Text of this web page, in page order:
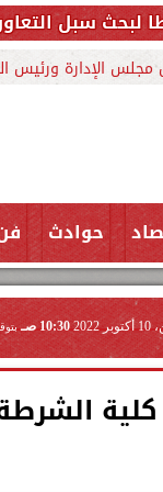
المشترك
الإدارة ورئيس
حوادث
2022 10:30 صـ